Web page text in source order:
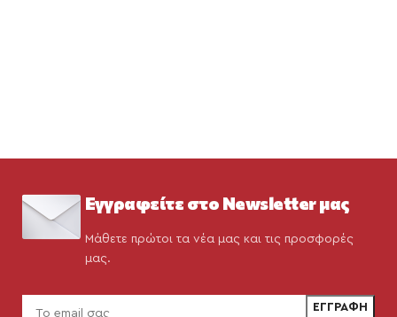
Εγγραφείτε στο Newsletter μας
Μάθετε πρώτοι τα νέα μας και τις προσφορές
μας.